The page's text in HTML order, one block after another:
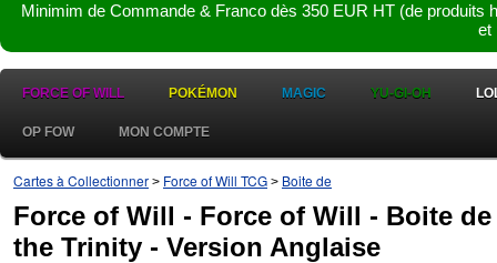
Minimim de Commande & Franco dès 350 EUR HT (de
et
FORCE OF WILL POKÉMON MAGIC YU-GI-OH
OP FOW MON COMPTE
Cartes à Collectionner > Force of Will TCG > Boite de
Force of Will - Force of Will - Boite
the Trinity - Version Anglaise